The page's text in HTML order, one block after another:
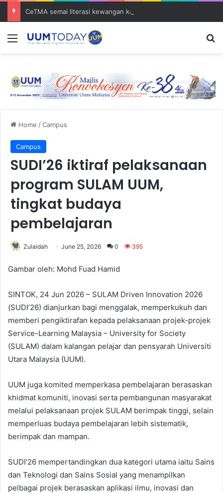
Menu
Home /Campus
Campus
SUDI’26 iktiraf pelaksanaan
program SULAM UUM,
tingkat budaya
pembelajaran
Zulaidah June 25, 2026 0 395
Gambar oleh: Mohd Fuad Hamid
SINTOK, 24 Jun 2026 – SULAM Driven Innovation 2026
(SUDI’26) dianjurkan bagi menggalak, memperkukuh dan
memberi pengiktirafan kepada pelaksanaan projek-projek
Service-Learning Malaysia – University for Society
(SULAM) dalam kalangan pelajar dan pensyarah Universiti
Utara Malaysia (UUM).
UUM juga komited memperkasa pembelajaran berasaskan
khidmat komuniti, inovasi serta pembangunan masyarakat
melalui pelaksanaan projek SULAM berimpak tinggi, selain
memperluas budaya pembelajaran lebih sistematik,
berimpak dan mampan.
SUDI’26 mempertandingkan dua kategori utama iaitu Sains
dan Teknologi dan Sains Sosial yang menampilkan
pelbagai projek berasaskan aplikasi ilmu, inovasi dan